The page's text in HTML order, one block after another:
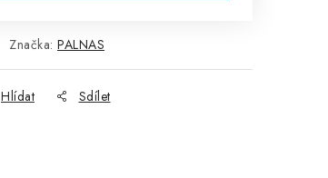
Značka: PALNAS
Hlídat Sdílet